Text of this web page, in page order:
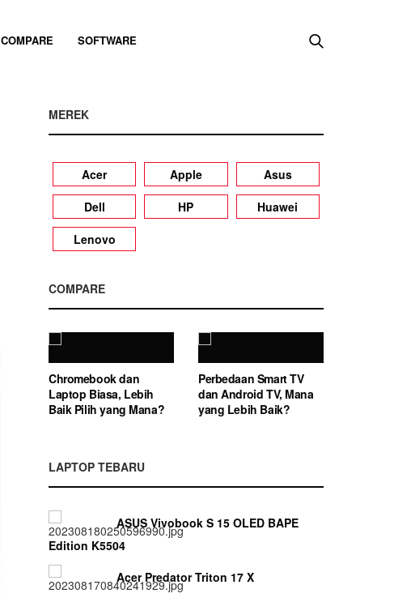
COMPARE SOFTWARE
MEREK
Acer Apple
Asus
Dell
HP
Huawei
Lenovo
COMPARE
Chromebook dan
Laptop Biasa, Lebih
Baik Pilih yang Mana?
Perbedaan Smart TV
dan Android TV, Mana
yang Lebih Baik?
LAPTOP TEBARU
ASUS Vivobook S 15 OLED BAPE
Edition K5504
Acer Predator Triton 17 X